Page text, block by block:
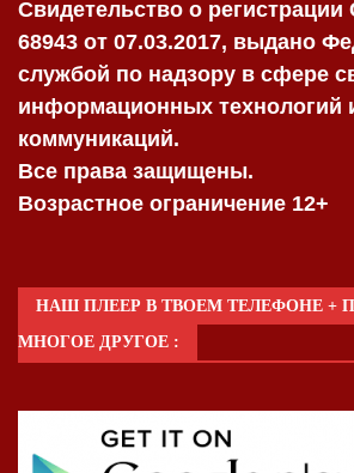
Свидетельство о
68943 от 07.03.2017, выдано
службой по надзору в сфере
информационных технологий
коммуникаций.
Все права защищены.
Возрастное ограничение 12+
НАШ ПЛЕЕР В ТВОЕМ ТЕЛЕФОНЕ +
МНОГОЕ ДРУГОЕ :